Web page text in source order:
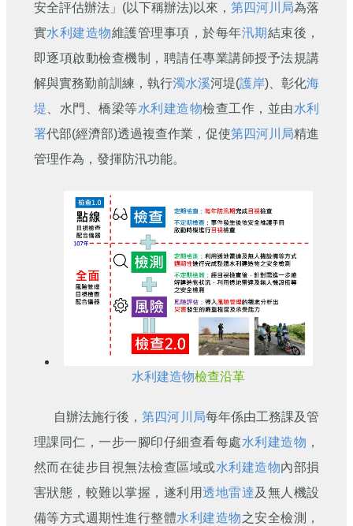
安全評估辦法」(以下稱辦法)以來， 第四河川局為落
實水利建造物維護管理事項，於每年汛期結束後，
即逐項啟動檢查機制，聘請任專業講師授予法規講
解與實務勤前訓練，執行濁水溪河堤(護岸)、彰化海
堤 、水門、橋梁等水利建造物檢查工作，並由水利
署代部(經濟部)透過複查作業，促使第四河川局精進
管理作為，發揮防汛功能。
水利建造物檢查沿革
自辦法施行後，第四河川局每年係由工務課及管
理課同仁，一步一腳印仔細查看每處水利建造物 ，
然而在徒步目視無法檢查區域或水利建造物內部損
害狀態，較難以掌握，遂利用透地雷達及無人機設
備等方式週期性進行整體水利建造物之安全檢測，